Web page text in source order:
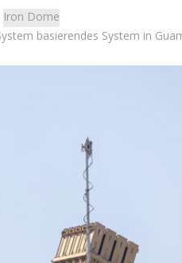
Iron Dome
basierendes System in